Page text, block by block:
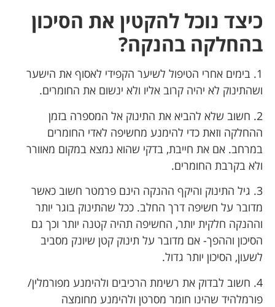
כיצד נוכל להקטין את הסיכון
בהחלקה בהנקה?
1. בימים אחרי הטיפול לשיער הקפידי לאסוף את הישער
ושהתינוק לא יהיה קרוב אליו ולא ינשום את החומרים.
2. חשוב שלא להביא את התינוק אל המספרה בזמן
ההחלקה וזאת כדי להימנע מחשיפה לאדי החומרים
במרחב. אם את חייבת, בדקי שהוא נמצא במקום מאוורר
ולא בקרבת החומרים.
3. גיל התינוק והיקף ההנקה הינם פרמטר חשוב כאשר
מדובר על חשיפה דרך החלב. ככל שהתינוק בוגר יותר
וההנקה חלקית יותר, החשיפה תהיה קטנה יותר וכך גם
הסיכון וההפך- אם מדובר על תינוק קטן שיונק מסביב
לשעון, הסיכון יותר גדול.
4. חשוב לבדוק את רשימת הרכיבים ולהימנע מפורמלין/
פורמלהיד שהינו חומר מסרטן ולהימנע מחומצה